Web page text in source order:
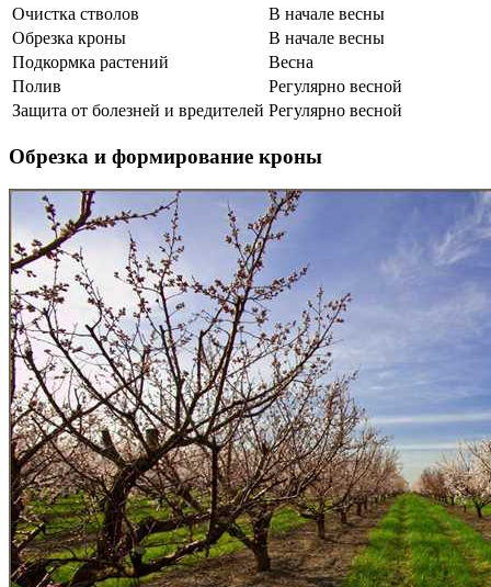
Очистка стволов
В начале весны
Обрезка кроны
В начале весны
Подкормка растений
Весна
Полив
Регулярно весной
Защита от болезней и вредителей Регулярно весной
Обрезка и формирование кроны